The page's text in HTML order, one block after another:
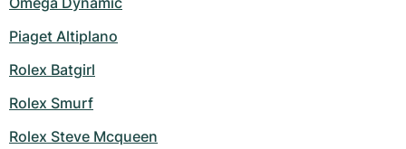
Piaget Altiplano
Rolex Batgirl
Rolex Smurf
Rolex Steve Mcqueen